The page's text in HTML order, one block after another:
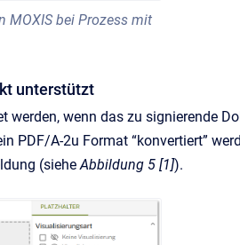
MOXIS bei Prozess mit
unterstützt
wenn das zu signierende
PDF/A-2u Format “konvertiert”
(sieheAbbildung 5 [1]).